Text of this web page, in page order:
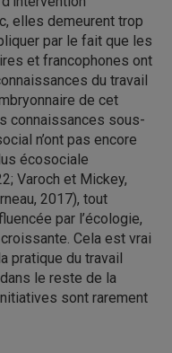
elles demeurent trop
par le fait que les
et francophones ont
du travail
de cet
connaissances sous-
n’ont pas encore
écosociale
Varoch et Mickey,
2017), tout
par l’écologie,
Cela est vrai
pratique du travail
le reste de la
sont rarement